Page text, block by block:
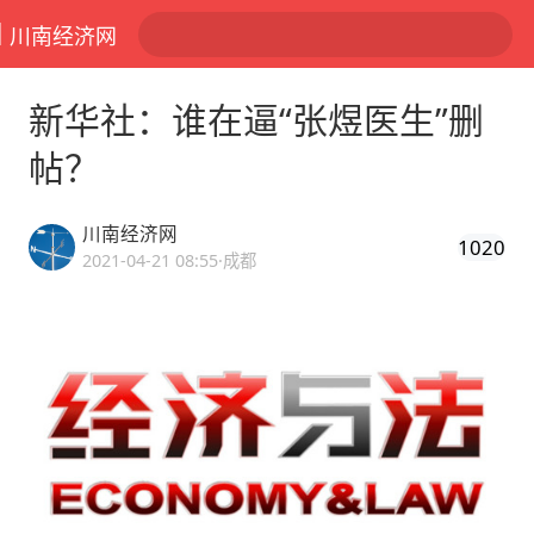
川南经济网
新华社：谁在逼“张煜医生”删
帖？
川南经济网
2021-04-21 08:55·成都 1020